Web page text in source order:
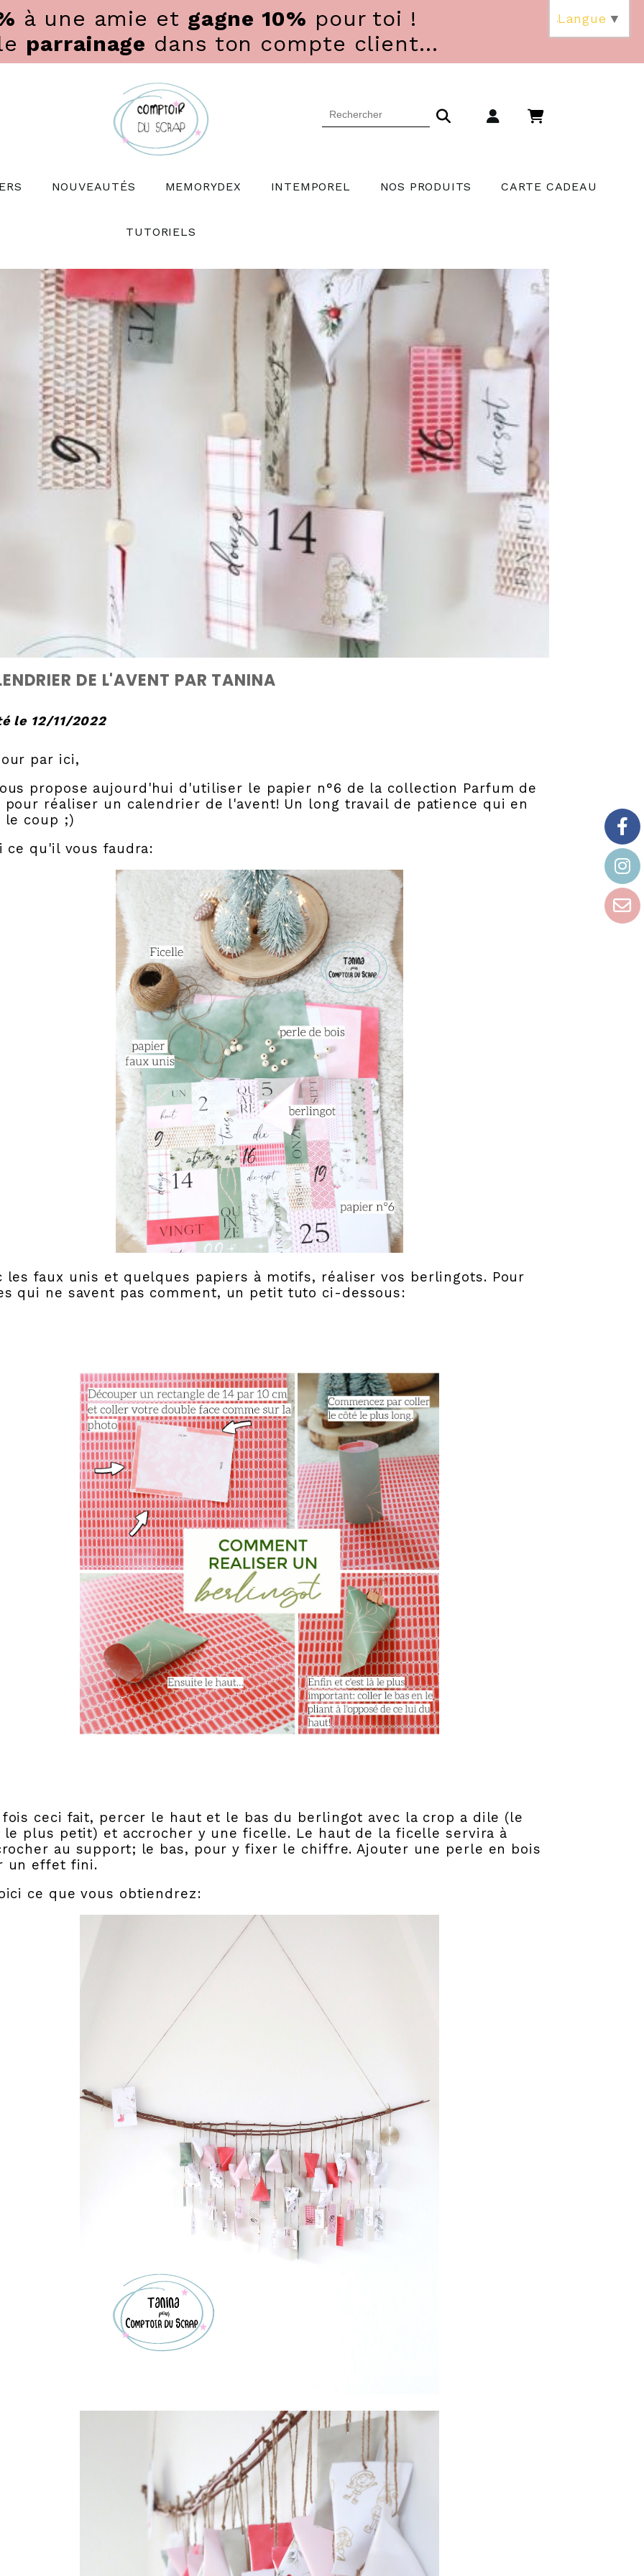
à une amie et gagne 10% pour toi !
parrainage dans ton compte client...
NOUVEAUTÉS MEMORYDEX INTEMPOREL NOS PRODUITS CARTE CADEAU
TUTORIELS
DE L'AVENT PAR TANINA
le 12/11/2022
par ici,
propose aujourd'hui d'utiliser le papier n°6 de la collection Parfum de
pour réaliser un calendrier de l'avent! Un long travail de patience qui en
le coup ;)
ce qu'il vous faudra:
les faux unis et quelques papiers à motifs, réaliser vos berlingots. Pour
qui ne savent pas comment, un petit tuto ci-dessous:
fois ceci fait, percer le haut et le bas du berlingot avec la crop a dile (le
le plus petit) et accrocher y une ficelle. Le haut de la ficelle servira à
au support; le bas, pour y fixer le chiffre. Ajouter une perle en bois
un effet fini.
ce que vous obtiendrez:
Langue ▼